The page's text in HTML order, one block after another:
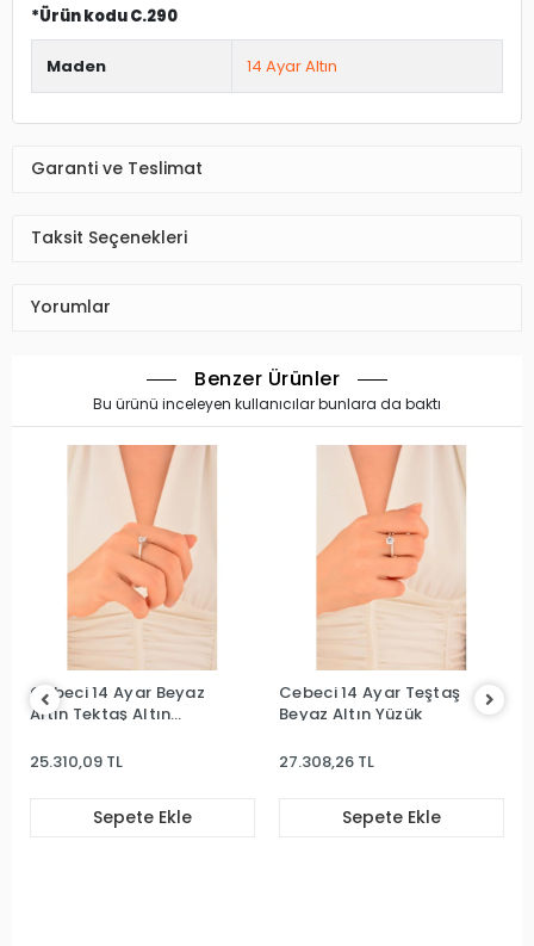
*Ürün kodu C.290
Maden 14 Ayar Altın
Garanti ve Teslimat
Taksit Seçenekleri
Yorumlar
Benzer Ürünler
Bu ürünü inceleyen kullanıcılar bunlara da baktı
Cebeci 14 Ayar Beyaz
Altın Tektaş Altın
25.310,09 TL
Sepete Ekle
Cebeci 14 Ayar Teştaş
Beyaz Altın Yüzük
27.308,26 TL
Sepete Ekle